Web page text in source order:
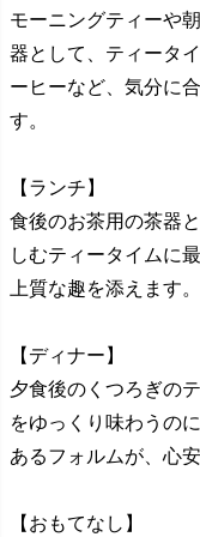
モーニングティーや
器として、ティータ
ーヒーなど、気分に
す。
【ランチ】
食後のお茶用の茶器
しむティータイムに
上質な趣を添えます。
【ディナー】
夕食後のくつろぎの
をゆっくり味わうの
あるフォルムが、心
【おもてなし】